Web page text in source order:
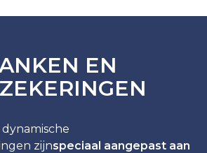
EN
zijnspeciaal aangepast aan